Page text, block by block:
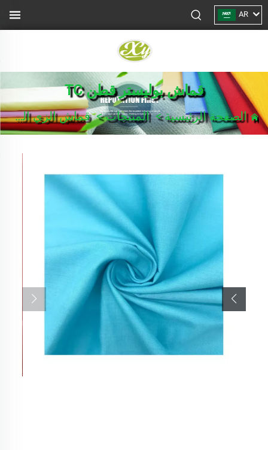
AR
قماش بوليستر قطن TC
الصفحة الرئيسية>المنتجات>قماش الزي الرسمي/بدلة